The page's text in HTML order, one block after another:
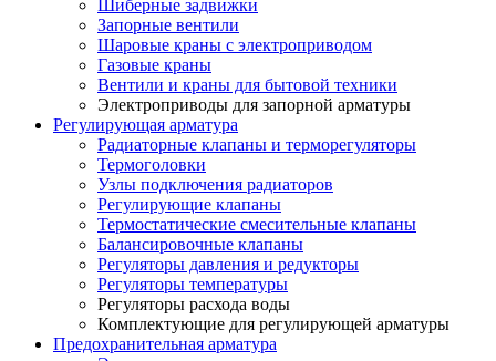
Шиберные задвижки
Запорные вентили
Шаровые краны с электроприводом
Газовые краны
Вентили и краны для бытовой техники
Электроприводы для запорной арматуры
Регулирующая арматура
Радиаторные клапаны и терморегуляторы
Термоголовки
Узлы подключения радиаторов
Регулирующие клапаны
Термостатические смесительные клапаны
Балансировочные клапаны
Регуляторы давления и редукторы
Регуляторы температуры
Регуляторы расхода воды
Комплектующие для регулирующей арматуры
Предохранительная арматура